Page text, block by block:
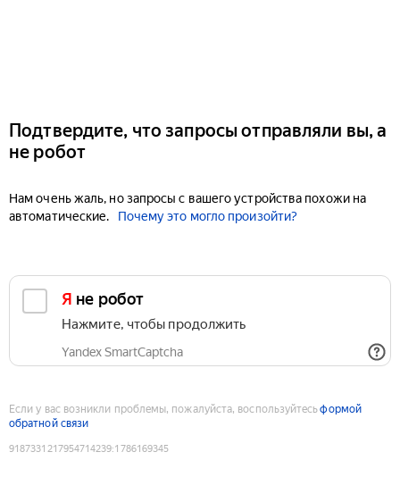
Подтвердите, что запросы отправляли вы, а
не робот
Нам очень жаль, но запросы с вашего устройства похожи на
автоматические.
Почему это могло произойти?
Я не робот
Нажмите, чтобы продолжить
Yandex SmartCaptcha
Если у вас возникли проблемы, пожалуйста, воспользуйтесьформой
обратной связи
9187331217954714239:1786169345